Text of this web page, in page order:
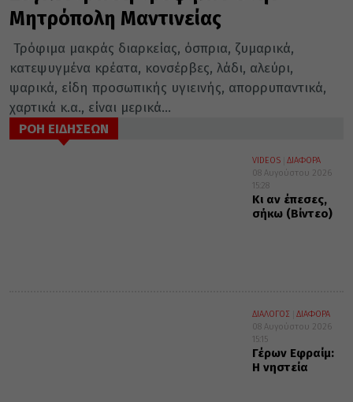
Μητρόπολη Μαντινείας
Τρόφιμα μακράς διαρκείας, όσπρια, ζυμαρικά,
κατεψυγμένα κρέατα, κονσέρβες, λάδι, αλεύρι,
ψαρικά, είδη προσωπικής υγιεινής, απορρυπαντικά,
χαρτικά κ.α., είναι μερικά...
ΡΟΗ ΕΙΔΗΣΕΩΝ
VIDEOS
ΔΙΑΦΟΡΑ
08 Αυγούστου 2026
15:28
Κι αν έπεσες,
σήκω (Βίντεο)
ΔΙΑΛΟΓΟΣ
ΔΙΑΦΟΡΑ
08 Αυγούστου 2026
15:15
Γέρων Εφραίμ:
Η νηστεία